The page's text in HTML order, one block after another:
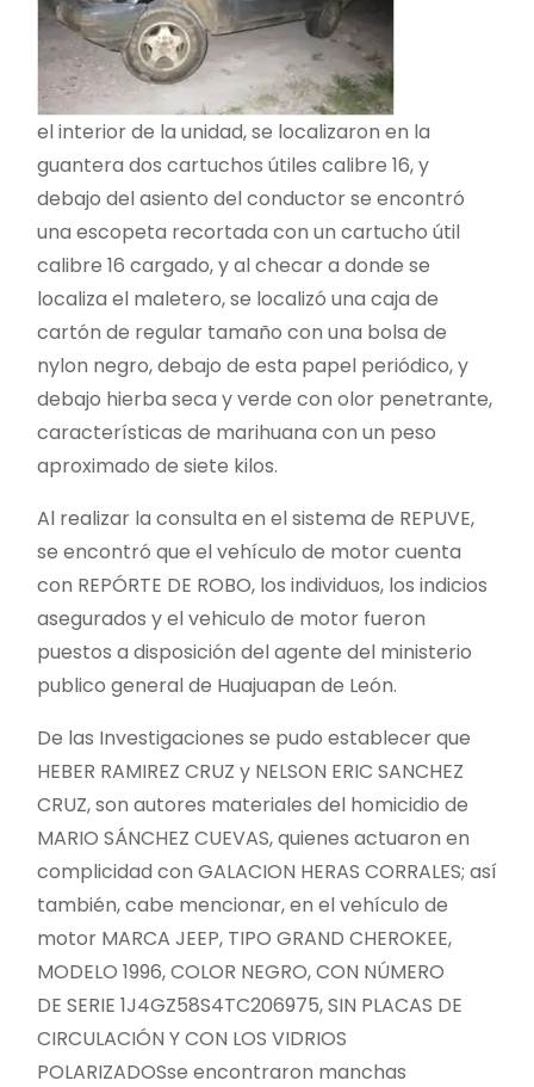
el interior de la unidad, se localizaron en la
guantera dos cartuchos útiles calibre 16, y
debajo del asiento del conductor se encontró
una escopeta recortada con un cartucho útil
calibre 16 cargado, y al checar a donde se
localiza el maletero, se localizó una caja de
cartón de regular tamaño con una bolsa de
nylon negro, debajo de esta papel periódico, y
debajo hierba seca y verde con olor penetrante,
características de marihuana con un peso
aproximado de siete kilos.
Al realizar la consulta en el sistema de REPUVE,
se encontró que el vehículo de motor cuenta
con REPÓRTE DE ROBO, los individuos, los indicios
asegurados y el vehiculo de motor fueron
puestos a disposición del agente del ministerio
publico general de Huajuapan de León.
De las Investigaciones se pudo establecer que
HEBER RAMIREZ CRUZ y NELSON ERIC SANCHEZ
CRUZ, son autores materiales del homicidio de
MARIO SÁNCHEZ CUEVAS, quienes actuaron en
complicidad con GALACION HERAS CORRALES; así
también, cabe mencionar, en el vehículo de
motor MARCA JEEP, TIPO GRAND CHEROKEE,
MODELO 1996, COLOR NEGRO, CON NÚMERO
DE SERIE 1J4GZ58S4TC206975, SIN PLACAS DE
CIRCULACIÓN Y CON LOS VIDRIOS
POLARIZADOSse encontraron manchas